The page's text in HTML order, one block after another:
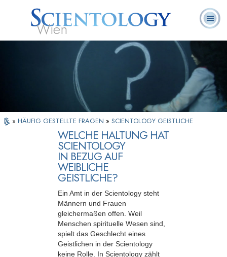
Wien
Scientology?
Ehrenamtliche
Geistliche
Häufig gestellte
Fragen
» HÄUFIG GESTELLTE FRAGEN » SCIENTOLOGY GEISTLICHE
WELCHE HALTUNG HAT
SCIENTOLOGY
IN BEZUG AUF
WEIBLICHE
GEISTLICHE?
Ein Amt in der Scientology steht
Männern und Frauen
gleichermaßen offen. Weil
Menschen spirituelle Wesen sind,
spielt das Geschlecht eines
Geistlichen in der Scientology
keine Rolle. In Scientology zählt